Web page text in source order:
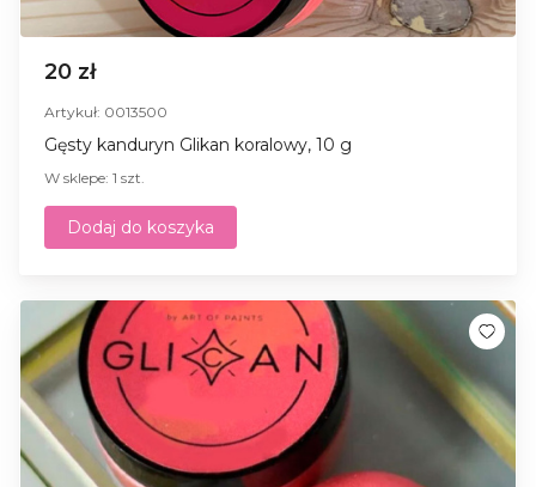
20 zł
Artykuł: 0013500
Gęsty kanduryn Glikan koralowy, 10 g
W sklepe: 1 szt.
Dodaj do koszyka